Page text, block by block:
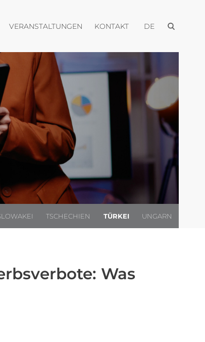
Menü öffnen
VERANSTALTUNGEN Menü öffnen
KONTAKTMenü öffnen
DE Menü öffnen
TSCHECHIEN TÜRKEI UNGARN
Was